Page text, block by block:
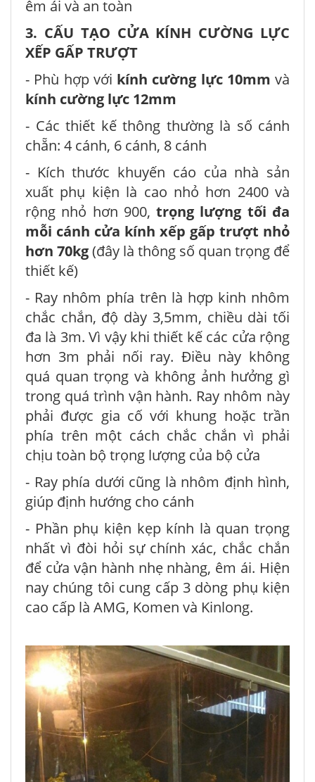
êm ái và an toàn
3. CẤU TẠO CỬA KÍNH CƯỜNG LỰC
XẾP GẤP TRƯỢT
- Phù hợp với kính cường lực 10mm và
kính cường lực 12mm
- Các thiết kế thông thường là số cánh
chẵn: 4 cánh, 6 cánh, 8 cánh
- Kích thước khuyến cáo của nhà sản
xuất phụ kiện là cao nhỏ hơn 2400 và
rộng nhỏ hơn 900, trọng lượng tối đa
mỗi cánh cửa kính xếp gấp trượt nhỏ
hơn 70kg(đây là thông số quan trọng để
thiết kế)
- Ray nhôm phía trên là hợp kinh nhôm
chắc chắn, độ dày 3,5mm, chiều dài tối
đa là 3m. Vì vậy khi thiết kế các cửa rộng
hơn 3m phải nối ray. Điều này không
quá quan trọng và không ảnh hưởng gì
trong quá trình vận hành. Ray nhôm này
phải được gia cố với khung hoặc trần
phía trên một cách chắc chắn vì phải
chịu toàn bộ trọng lượng của bộ cửa
- Ray phía dưới cũng là nhôm định hình,
giúp định hướng cho cánh
- Phần phụ kiện kẹp kính là quan trọng
nhất vì đòi hỏi sự chính xác, chắc chắn
để cửa vận hành nhẹ nhàng, êm ái. Hiện
nay chúng tôi cung cấp 3 dòng phụ kiện
cao cấp là AMG, Komen và Kinlong.